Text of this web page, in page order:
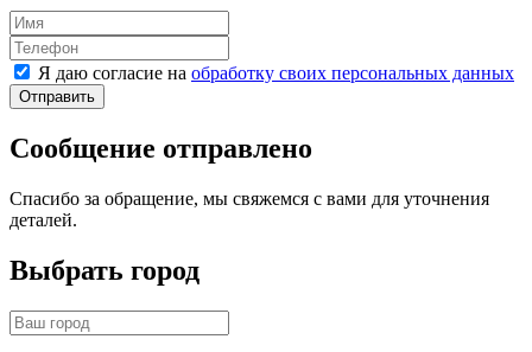
Я даю согласие на обработку своих персональных данных
Отправить
Сообщение отправлено
Спасибо за обращение, мы свяжемся с вами для уточнения
деталей.
Выбрать город